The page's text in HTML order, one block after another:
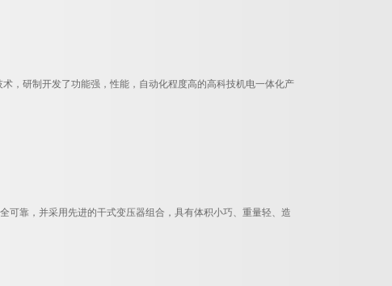
，研制开发了功能强，性能，自动化程度高的高科技机电一体化产
可靠，并采用先进的干式变压器组合，具有体积小巧、重量轻、造